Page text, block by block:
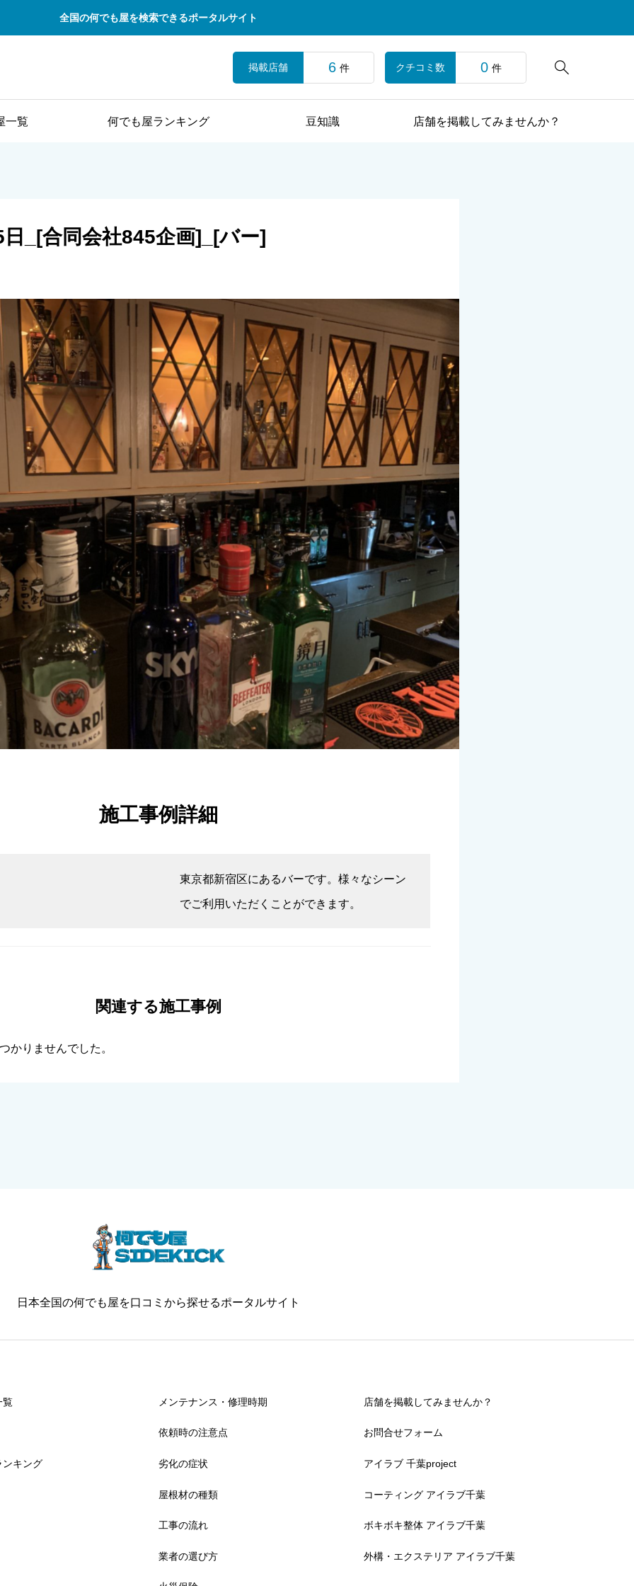
全国の何でも屋を検索できるポータルサイト

掲載店舗 6 件 クチコミ数 0 件
一覧 何でも屋ランキング 豆知識 店舗を掲載してみませんか？
_[合同会社845企画]_[バー]
施工事例詳細
東京都新宿区にあるバーです。様々なシーン
でご利用いただくことができます。
関連する施工事例
かりませんでした。
日本全国の何でも屋を口コミから探せるポータルサイト
覧
ンキング
メンテナンス・修理時期
依頼時の注意点
劣化の症状
屋根材の種類
工事の流れ
業者の選び方
店舗を掲載してみませんか？
お問合せフォーム
アイラブ 千葉project
コーティング アイラブ千葉
ボキボキ整体 アイラブ千葉
外構・エクステリア アイラブ千葉